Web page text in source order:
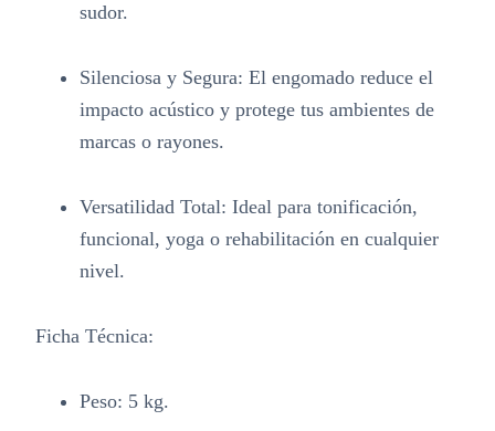
sudor.
Silenciosa y Segura: El engomado reduce el
impacto acústico y protege tus ambientes de
marcas o rayones.
Versatilidad Total: Ideal para tonificación,
funcional, yoga o rehabilitación en cualquier
nivel.
Ficha Técnica:
Peso: 5 kg.